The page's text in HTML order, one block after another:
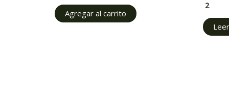
Agregar al carrito
2